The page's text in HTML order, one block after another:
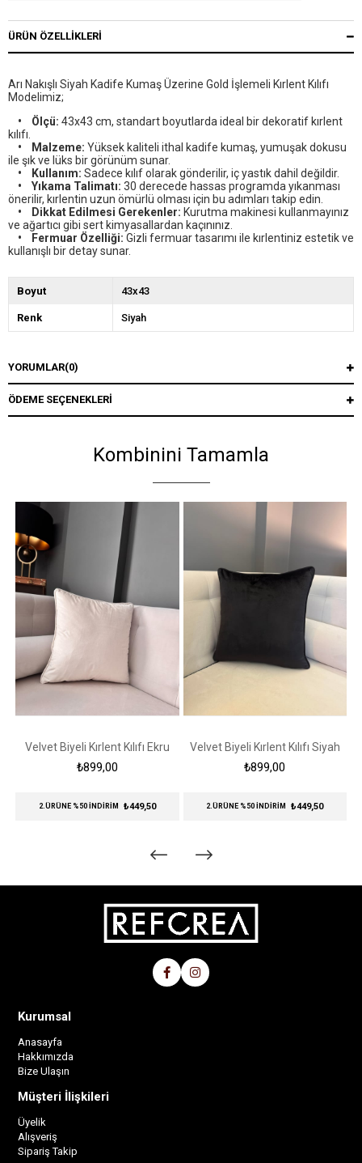
ÜRÜN ÖZELLIKLERI
Arı Nakışlı Siyah Kadife Kumaş Üzerine Gold İşlemeli Kırlent Kılıfı
Modelimiz;
• Ölçü: 43x43 cm, standart boyutlarda ideal bir dekoratif kırlent
kılıfı.
• Malzeme: Yüksek kaliteli ithal kadife kumaş, yumuşak dokusu
ile şık ve lüks bir görünüm sunar.
• Kullanım: Sadece kılıf olarak gönderilir, iç yastık dahil değildir.
• Yıkama Talimatı: 30 derecede hassas programda yıkanması
önerilir, kırlentin uzun ömürlü olması için bu adımları takip edin.
• Dikkat Edilmesi Gerekenler: Kurutma makinesi kullanmayınız
ve ağartıcı gibi sert kimyasallardan kaçınınız.
• Fermuar Özelliği: Gizli fermuar tasarımı ile kırlentiniz estetik ve
kullanışlı bir detay sunar.
Boyut 43x43
Renk Siyah
YORUMLAR(0)
ÖDEME SEÇENEKLERI
Kombinini Tamamla
Velvet Biyeli Kırlent Kılıfı Ekru
₺899,00
2.ÜRÜNE %50 İNDİRİM ₺449,50
Velvet Biyeli Kırlent Kılıfı Siyah
₺899,00
2.ÜRÜNE %50 İNDİRİM ₺449,50
Kurumsal
Anasayfa
Hakkımızda
Bize Ulaşın
Müşteri İlişkileri
Üyelik
Alışveriş
Sipariş Takip